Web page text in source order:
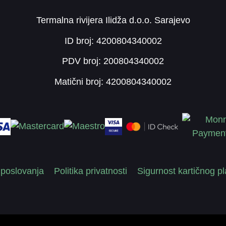
Termalna rivijera Ilidža d.o.o. Sarajevo
ID broj: 4200804340002
PDV broj: 200804340002
Matični broj: 4200804340002
Politika privatnosti Sigurnost kartičnog